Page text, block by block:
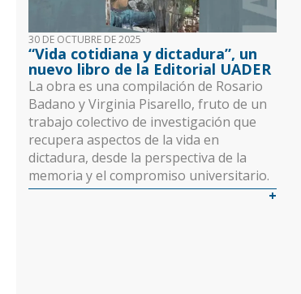
30 DE OCTUBRE DE 2025
“Vida cotidiana y dictadura”, un
nuevo libro de la Editorial UADER
La obra es una compilación de Rosario
Badano y Virginia Pisarello, fruto de un
trabajo colectivo de investigación que
recupera aspectos de la vida en
dictadura, desde la perspectiva de la
memoria y el compromiso universitario.